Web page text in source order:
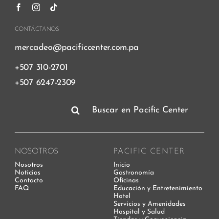
CONTÁCTANOS
mercadeo@pacificcenter.com.pa
+507 310-2701
+507 6247-2309
NOSOTROS
Nosotros
Noticias
Contacto
FAQ
PACIFIC CENTER
Inicio
Gastronomía
Oficinas
Educación y Entretenimiento
Hotel
Servicios y Amenidades
Hospital y Salud